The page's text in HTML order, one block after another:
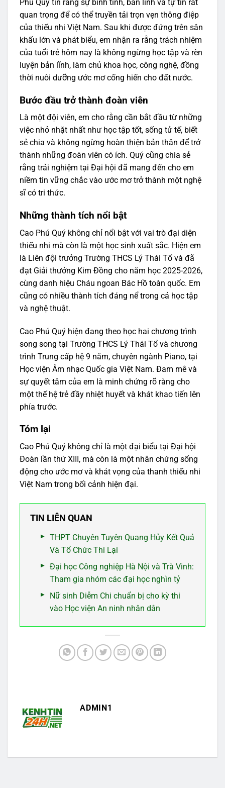
Phú Quý tin rằng sự bình tĩnh, bản lĩnh và tự tin rất
quan trọng để có thể truyền tải trọn vẹn thông điệp
của thiếu nhi Việt Nam. Sau khi được đứng trên sân
khấu lớn và phát biểu, em nhận ra rằng trách nhiệm
của tuổi trẻ hôm nay là không ngừng học tập và rèn
luyện bản lĩnh, làm chủ khoa học, công nghệ, đồng
thời nuôi dưỡng ước mơ cống hiến cho đất nước.
Bước đầu trở thành đoàn viên
Là một đội viên, em cho rằng cần bắt đầu từ những
việc nhỏ nhặt nhất như học tập tốt, sống tử tế, biết
sẻ chia và không ngừng hoàn thiện bản thân để trở
thành những đoàn viên có ích. Quý cũng chia sẻ
rằng trải nghiệm tại Đại hội đã mang đến cho em
niềm tin vững chắc vào ước mơ trở thành một nghệ
sĩ có tri thức.
Những thành tích nổi bật
Cao Phú Quý không chỉ nổi bật với vai trò đại diện
thiếu nhi mà còn là một học sinh xuất sắc. Hiện em
là Liên đội trưởng Trường THCS Lý Thái Tổ và đã
đạt Giải thưởng Kim Đồng cho năm học 2025-2026,
cùng danh hiệu Cháu ngoan Bác Hồ toàn quốc. Em
cũng có nhiều thành tích đáng nể trong cả học tập
và nghệ thuật.
Cao Phú Quý hiện đang theo học hai chương trình
song song tại Trường THCS Lý Thái Tổ và chương
trình Trung cấp hệ 9 năm, chuyên ngành Piano, tại
Học viện Âm nhạc Quốc gia Việt Nam. Đam mê và
sự quyết tâm của em là minh chứng rõ ràng cho
một thế hệ trẻ đầy nhiệt huyết và khát khao tiến lên
phía trước.
Tóm lại
Cao Phú Quý không chỉ là một đại biểu tại Đại hội
Đoàn lần thứ XIII, mà còn là một nhân chứng sống
động cho ước mơ và khát vọng của thanh thiếu nhi
Việt Nam trong bối cảnh hiện đại.
TIN LIÊN QUAN
THPT Chuyên Tuyên Quang Hủy Kết Quả
Và Tổ Chức Thi Lại
Đại học Công nghiệp Hà Nội và Trà Vinh:
Tham gia nhóm các đại học nghìn tỷ
Nữ sinh Diễm Chi chuẩn bị cho kỳ thi
vào Học viện An ninh nhân dân
ADMIN1